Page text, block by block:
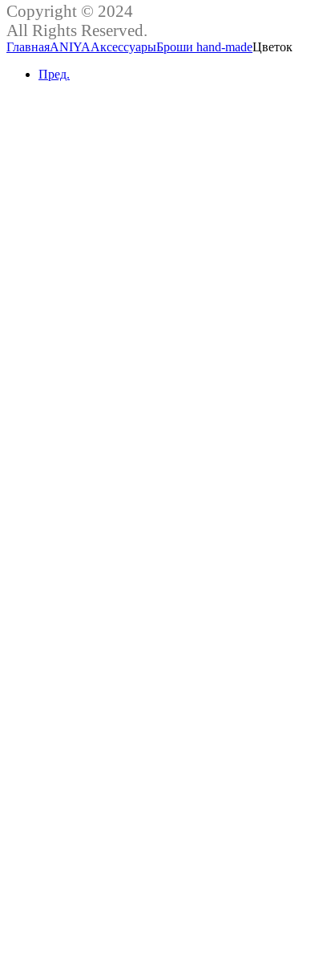
Copyright © 2024
All Rights Reserved.
ГлавнаяANIYAАксессуарыБроши hand-madeЦветок
Пред.